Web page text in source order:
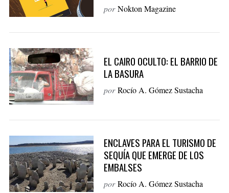
por Nokton Magazine
EL CAIRO OCULTO: EL BARRIO DE
LA BASURA
por Rocío A. Gómez Sustacha
ENCLAVES PARA EL TURISMO DE
SEQUÍA QUE EMERGE DE LOS
EMBALSES
por Rocío A. Gómez Sustacha
S
e
a